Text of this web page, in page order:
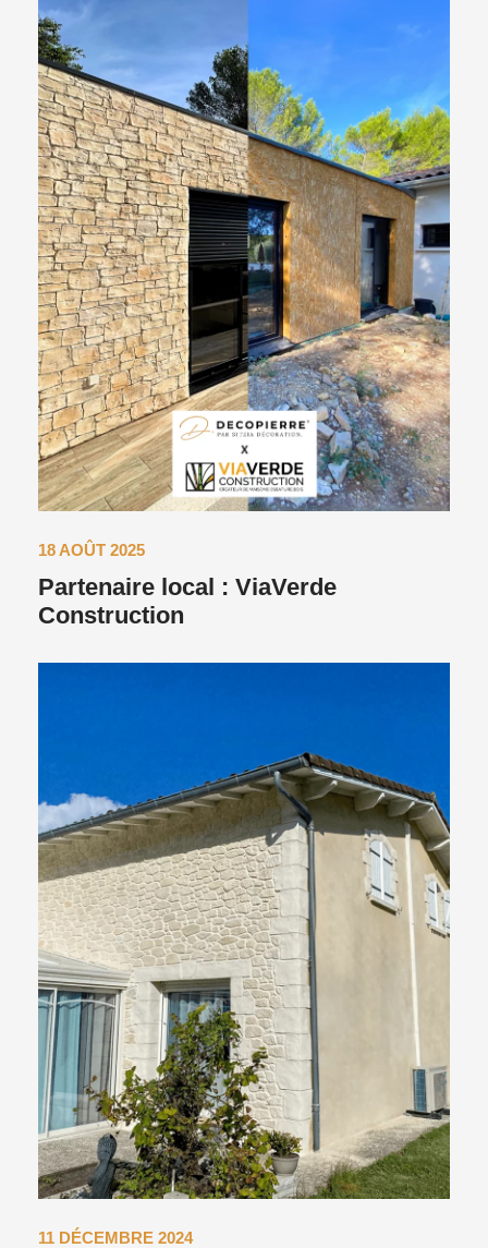
18 AOÛT 2025
Partenaire local : ViaVerde
Construction
11 DÉCEMBRE 2024